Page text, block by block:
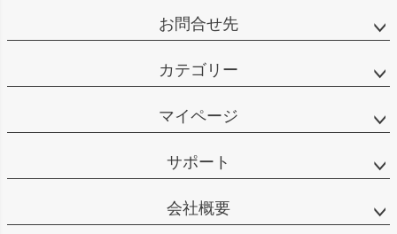
お問合せ先
カテゴリー
マイページ
サポート
会社概要